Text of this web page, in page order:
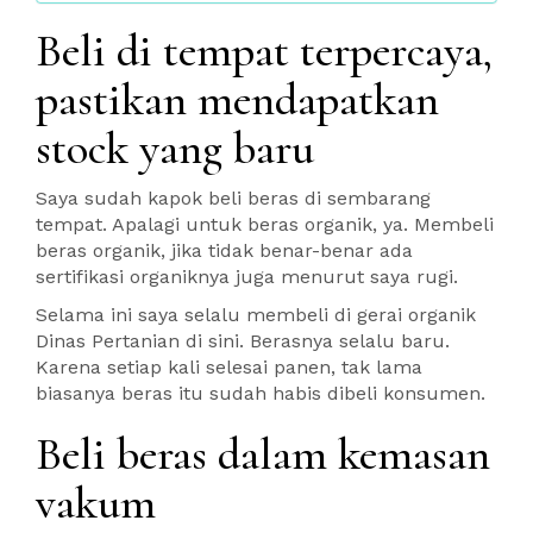
Beli di tempat terpercaya,
pastikan mendapatkan
stock yang baru
Saya sudah kapok beli beras di sembarang
tempat. Apalagi untuk beras organik, ya. Membeli
beras organik, jika tidak benar-benar ada
sertifikasi organiknya juga menurut saya rugi.
Selama ini saya selalu membeli di gerai organik
Dinas Pertanian di sini. Berasnya selalu baru.
Karena setiap kali selesai panen, tak lama
biasanya beras itu sudah habis dibeli konsumen.
Beli beras dalam kemasan
vakum